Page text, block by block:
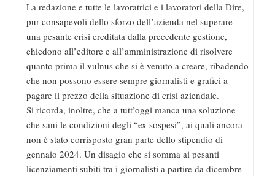
La redazione e tutte le lavoratrici e i lavoratori della Dire,
pur consapevoli dello sforzo dell’azienda nel superare
una pesante crisi ereditata dalla precedente gestione,
chiedono all’editore e all’amministrazione di risolvere
quanto prima il vulnus che si è venuto a creare, ribadendo
che non possono essere sempre giornalisti e grafici a
pagare il prezzo della situazione di crisi aziendale.
Si ricorda, inoltre, che a tutt’oggi manca una soluzione
che sani le condizioni degli “ex sospesi”, ai quali ancora
non è stato corrisposto gran parte dello stipendio di
gennaio 2024. Un disagio che si somma ai pesanti
licenziamenti subiti tra i giornalisti a partire da dicembre